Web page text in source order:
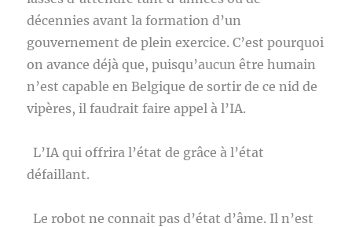
décennies avant la formation d’un
gouvernement de plein exercice. C’est pourquoi
on avance déjà que, puisqu’aucun être humain
n’est capable en Belgique de sortir de ce nid de
vipères, il faudrait faire appel à l’IA.
L’IA qui offrira l’état de grâce à l’état
défaillant.
Le robot ne connait pas d’état d’âme. Il n’est